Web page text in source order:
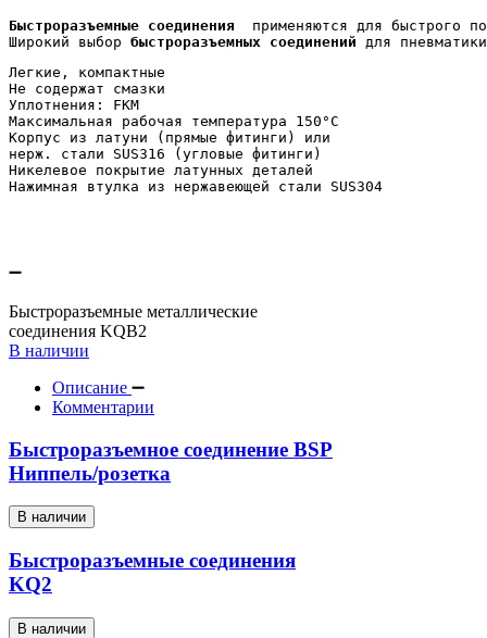
Быстроразъемные соединения применяются для быстрого
Широкий выбор быстроразъемных соединений для
Легкие, компактные
Не содержат смазки
Уплотнения: FKM
Максимальная рабочая температура 150°C
Корпус из латуни (прямые фитинги) или
нерж. стали SUS316 (угловые фитинги)
Никелевое покрытие латунных деталей
Нажимная втулка из нержавеющей стали SUS304
Быстроразъемные металлические
соединения KQB2
В наличии
Описание
Комментарии
Быстроразъемное соединение BSP
Ниппель/розетка
В наличии
Быстроразъемные соединения
KQ2
В наличии